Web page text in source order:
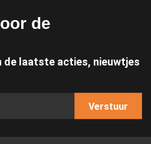
de
de laatste acties, nieuwtjes
Verstuur